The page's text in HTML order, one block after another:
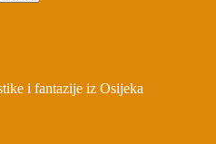
i fantazije iz Osijeka